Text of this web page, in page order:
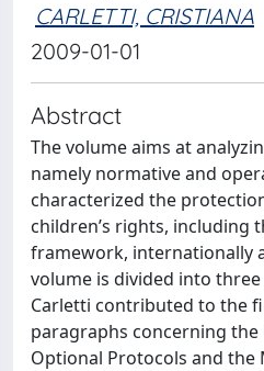
CARLETTI, CRISTIANA
2009-01-01
Abstract
The volume aims at
namely normative and
characterized the
children’s rights, including
framework, internationally
volume is divided into
Carletti contributed to the
paragraphs concerning the
Optional Protocols and the